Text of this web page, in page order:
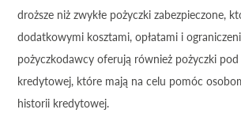
droższe niż zwykłe pożyczki zabezpieczone,
dodatkowymi kosztami, opłatami i
pożyczkodawcy oferują również pożyczki
kredytowej, które mają na celu pomóc
historii kredytowej.